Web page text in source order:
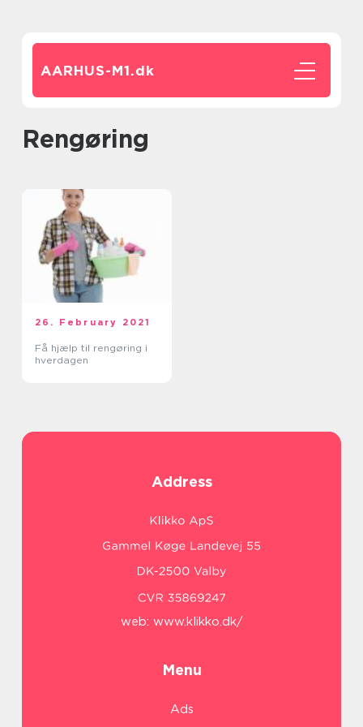
AARHUS-M1.dk
rengøring
26. February 2021
Få hjælp til rengøring i
hverdagen
Address
web: www.klikko.dk/
Menu
Ads